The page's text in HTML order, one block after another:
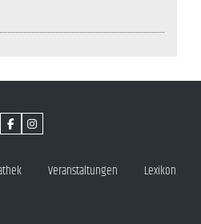
Veranstaltungen Lexikon